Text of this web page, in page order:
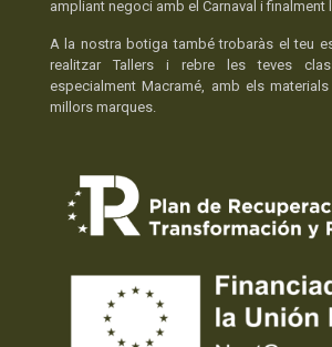
ampliant negoci amb el Carnaval i finalment
A la nostra botiga també trobaràs el teu
realitzar Tallers i rebre les teves
especialment Macramé, amb els
millors marques.